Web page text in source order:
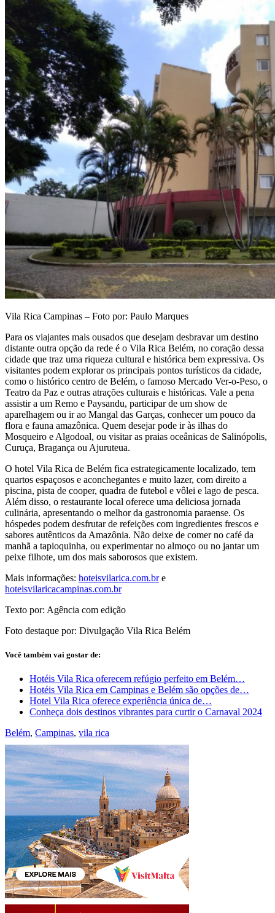
Vila Rica Campinas – Foto por: Paulo Marques
Para os viajantes mais ousados que desejam desbravar um destino
distante outra opção da rede é o Vila Rica Belém, no coração dessa
cidade que traz uma riqueza cultural e histórica bem expressiva. Os
visitantes podem explorar os principais pontos turísticos da cidade,
como o histórico centro de Belém, o famoso Mercado Ver-o-Peso, o
Teatro da Paz e outras atrações culturais e históricas. Vale a pena
assistir a um Remo e Paysandu, participar de um show de
aparelhagem ou ir ao Mangal das Garças, conhecer um pouco da
flora e fauna amazônica. Quem desejar pode ir às ilhas do
Mosqueiro e Algodoal, ou visitar as praias oceânicas de Salinópolis,
Curuça, Bragança ou Ajuruteua.
O hotel Vila Rica de Belém fica estrategicamente localizado, tem
quartos espaçosos e aconchegantes e muito lazer, com direito a
piscina, pista de cooper, quadra de futebol e vôlei e lago de pesca.
Além disso, o restaurante local oferece uma deliciosa jornada
culinária, apresentando o melhor da gastronomia paraense. Os
hóspedes podem desfrutar de refeições com ingredientes frescos e
sabores autênticos da Amazônia. Não deixe de comer no café da
manhã a tapioquinha, ou experimentar no almoço ou no jantar um
peixe filhote, um dos mais saborosos que existem.
Mais informações: hoteisvilarica.com.bre
hoteisvilaricacampinas.com.br
Texto por: Agência com edição
Foto destaque por: Divulgação Vila Rica Belém
Você também vai gostar de:
Hotéis Vila Rica oferecem refúgio perfeito em Belém…
Hotéis Vila Rica em Campinas e Belém são opções de…
Hotel Vila Rica oferece experiência única de…
Conheça dois destinos vibrantes para curtir o Carnaval 2024
Belém, Campinas, vila rica